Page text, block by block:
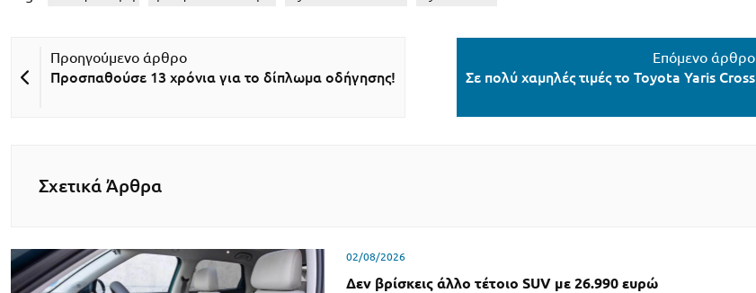
Προσπαθούσε 13 χρόνια για το δίπλωμα οδήγησης! Σε πολύ χαμηλές τιμές το Toyota Yaris Cross
Σχετικά Άρθρα
02/08/2026
Δεν βρίσκεις άλλο τέτοιο SUV με 26.990 ευρώ